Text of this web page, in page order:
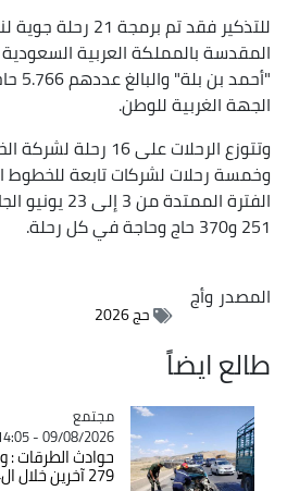
للتذكير فقد تم برمجة 21
المقدسة بالمملكة العربية السعودية
"أحمد بن
الجهة الغربية للوطن.
وتتوزع الرحلات على 16
وخمسة رحلات لشركات تابعة للخطوط
الفترة الممتدة من
251 و370 حاج وحاجة في كل رحلة.
المصدروأج
حج 2026
طالع ايضاً
Catégorie
مجتمع
09/08/2026 - 14:05
279 آخرين خلال ال24 ساعة الأخيرة